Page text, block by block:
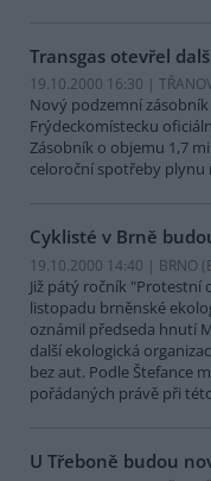
Transgas otevřel
19.10.2000 16:30 |
Nový podzemní
Frýdeckomístecku
Zásobník o objemu 1,7
celoroční spotřeby plynu
Cyklisté v Brně
19.10.2000 14:40 | BRNO
Již pátý ročník "Protestní
listopadu brněnské
oznámil předseda hnutí
další ekologická
bez aut. Podle Štefance
pořádaných právě při
U Třeboně budou